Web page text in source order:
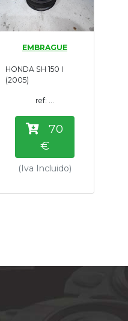
EMBRAGUE
HONDA SH 150 I
(2005)
ref: ...
70
€
(Iva Incluido)